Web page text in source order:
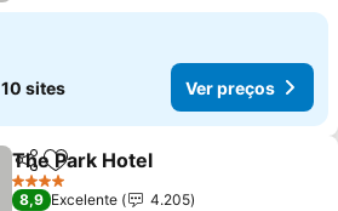
10 sites Ver preços
PartilharAdicionar aos favoritos
The Park Hotel
4 Estrelas
8,9 Excelente
4.205